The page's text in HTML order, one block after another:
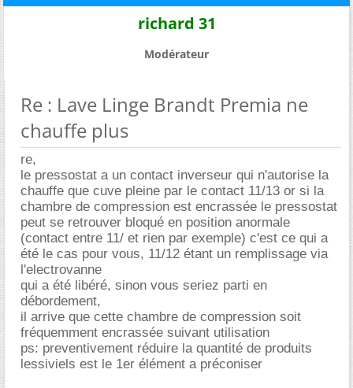
richard 31
Modérateur
Re : Lave Linge Brandt Premia ne
chauffe plus
re,
le pressostat a un contact inverseur qui n'autorise la
chauffe que cuve pleine par le contact 11/13 or si la
chambre de compression est encrassée le pressostat
peut se retrouver bloqué en position anormale
(contact entre 11/ et rien par exemple) c'est ce qui a
été le cas pour vous, 11/12 étant un remplissage via
l'electrovanne
qui a été libéré, sinon vous seriez parti en
débordement,
il arrive que cette chambre de compression soit
fréquemment encrassée suivant utilisation
ps: preventivement réduire la quantité de produits
lessiviels est le 1er élément a préconiser